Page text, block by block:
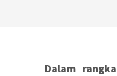
Dalam